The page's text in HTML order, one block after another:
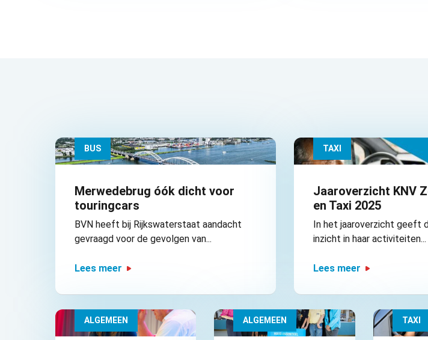
BUS
Merwedebrug óók dicht voor
touringcars
BVN heeft bij Rijkswaterstaat aandacht
gevraagd voor de gevolgen van...
Lees meer
TAXI
Jaaroverzicht KNV
en Taxi 2025
In het jaaroverzicht geeft
inzicht in haar activiteiten...
Lees meer
ALGEMEEN ALGEMEEN TAXI